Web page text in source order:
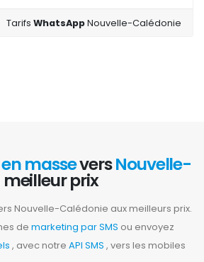
TarifsWhatsAppNouvelle-Calédonie
en masseversNouvelle-
prix
Nouvelle-Calédonie aux meilleurs prix.
de marketing par SMS ou envoyez
, avec notre API SMS , vers les mobiles